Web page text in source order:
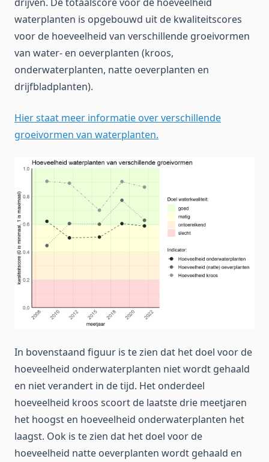
waterplanten is opgebouwd uit de kwaliteitscores
voor de hoeveelheid van verschillende groeivormen
van water- en oeverplanten (kroos,
onderwaterplanten, natte oeverplanten en
drijfbladplanten).
Hier staat meer informatie over verschillende
groeivormen van waterplanten.
In bovenstaand figuur is te zien dat het doel voor de
hoeveelheid onderwaterplanten niet wordt gehaald
en niet verandert in de tijd. Het onderdeel
hoeveelheid kroos scoort de laatste drie meetjaren
het hoogst en hoeveelheid onderwaterplanten het
laagst. Ook is te zien dat het doel voor de
hoeveelheid natte oeverplanten wordt gehaald en